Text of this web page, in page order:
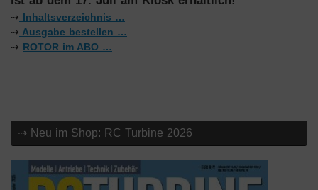
⇢ Inhaltsverzeichnis …
⇢ Ausgabe bestellen …
⇢ ROTOR im ABO …
⇢ Neu im Shop: RC Turbine 2026